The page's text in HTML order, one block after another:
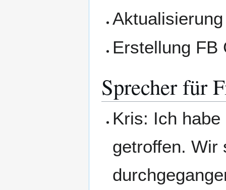
Erstellung FB
Sprecher für
Kris: Ich
getroffen. Wir